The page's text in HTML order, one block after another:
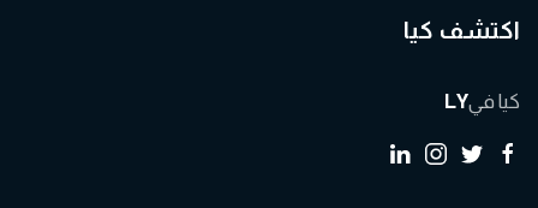
اكتشف كيا
كيا فيLY